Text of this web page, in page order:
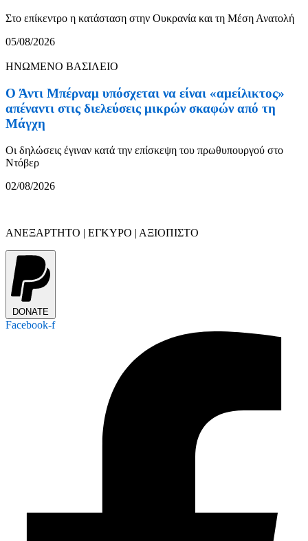
Στο επίκεντρο η κατάσταση στην Ουκρανία και τη Μέση Ανατολή
05/08/2026
ΗΝΩΜΕΝΟ ΒΑΣΙΛΕΙΟ
Ο Άντι Μπέρναμ υπόσχεται να είναι «αμείλικτος»
απέναντι στις διελεύσεις μικρών σκαφών από τη
Μάγχη
Οι δηλώσεις έγιναν κατά την επίσκεψη του πρωθυπουργού στο
Ντόβερ
02/08/2026
ΑΝΕΞΑΡΤΗΤΟ | ΕΓΚΥΡΟ | ΑΞΙΟΠΙΣΤΟ
DONATE
Facebook-f